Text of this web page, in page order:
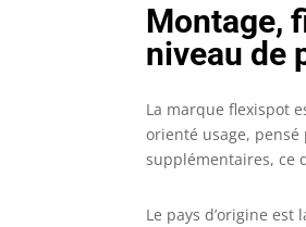
Montage,
niveau de
La marque flexispot
orienté usage, pensé
supplémentaires, ce
Le pays d’origine